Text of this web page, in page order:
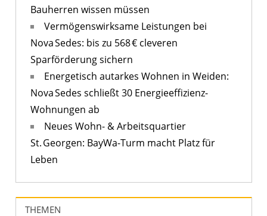
Bauherren wissen müssen
Vermögenswirksame Leistungen bei
Nova Sedes: bis zu 568 € cleveren
Sparförderung sichern
Energetisch autarkes Wohnen in Weiden:
Nova Sedes schließt 30 Energieeffizienz-
Wohnungen ab
Neues Wohn- & Arbeitsquartier
St. Georgen: BayWa-Turm macht Platz für
Leben
THEMEN